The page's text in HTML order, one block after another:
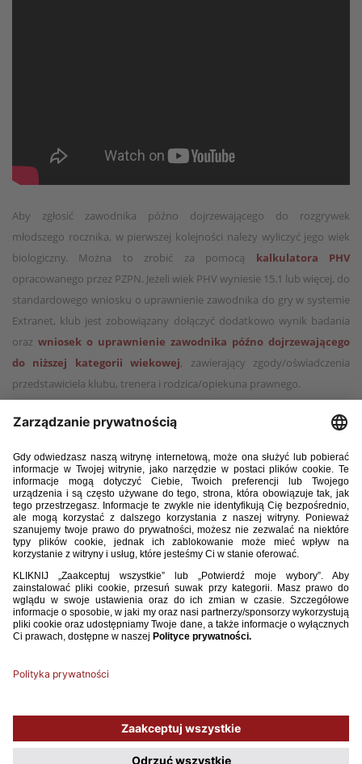
Aby zgłosić zawodnika późno dojrzewającego do rozgrywek
młodszego rocznika, w pierwszej kolejności należy wyliczyć jego wiek
biologiczny. Można to zrobić za pomocą
kalkulatora PHV
opracowanego przez PZPN. Jeżeli wiek PHV wyniesie 15.1 lub więcej, do
standardowego wniosku o uprawnienie zawodnika do gry w systemie
Extranet, klub jest zobowiązany dołączyć dodatkowo wynik badania
oraz wniosek o uprawnienie zawodnika późno dojrzewającego
do niższej kategorii wiekowej, zawierający zgody/oświadczenia
przedstawiciela klubu, trenera i rodzica/opiekuna prawnego.
DOKUMENTY:
•REGULACJE DOTYCZĄCE UDZIAŁU ZAWODNIKÓW POŹNO
DOJRZEWAJACYCH W ROZGRYWKACH PIŁKARSKICH
•WNIOSEK O UPRAWNIENIE ZAWODNIKA PÓŹNO
DOJRZEWAJĄCEGO
•INSTRUKCJA BADANIA PHV
• KALKULATOR PHV
•UCHWAŁA ZARZĄDU POLSKIEGO ZWIĄZKU PIŁKI NOŻNEJ
Używamy plików cookies, aby ułatwić Ci korzystanie z naszego serwisu
oraz do celów statystycznych. Jeśli nie blokujesz tych plików, to zgadzasz